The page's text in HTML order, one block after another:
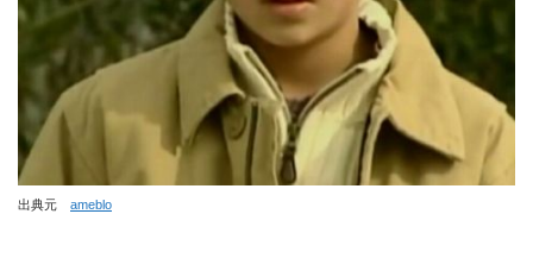
出典元 ameblo